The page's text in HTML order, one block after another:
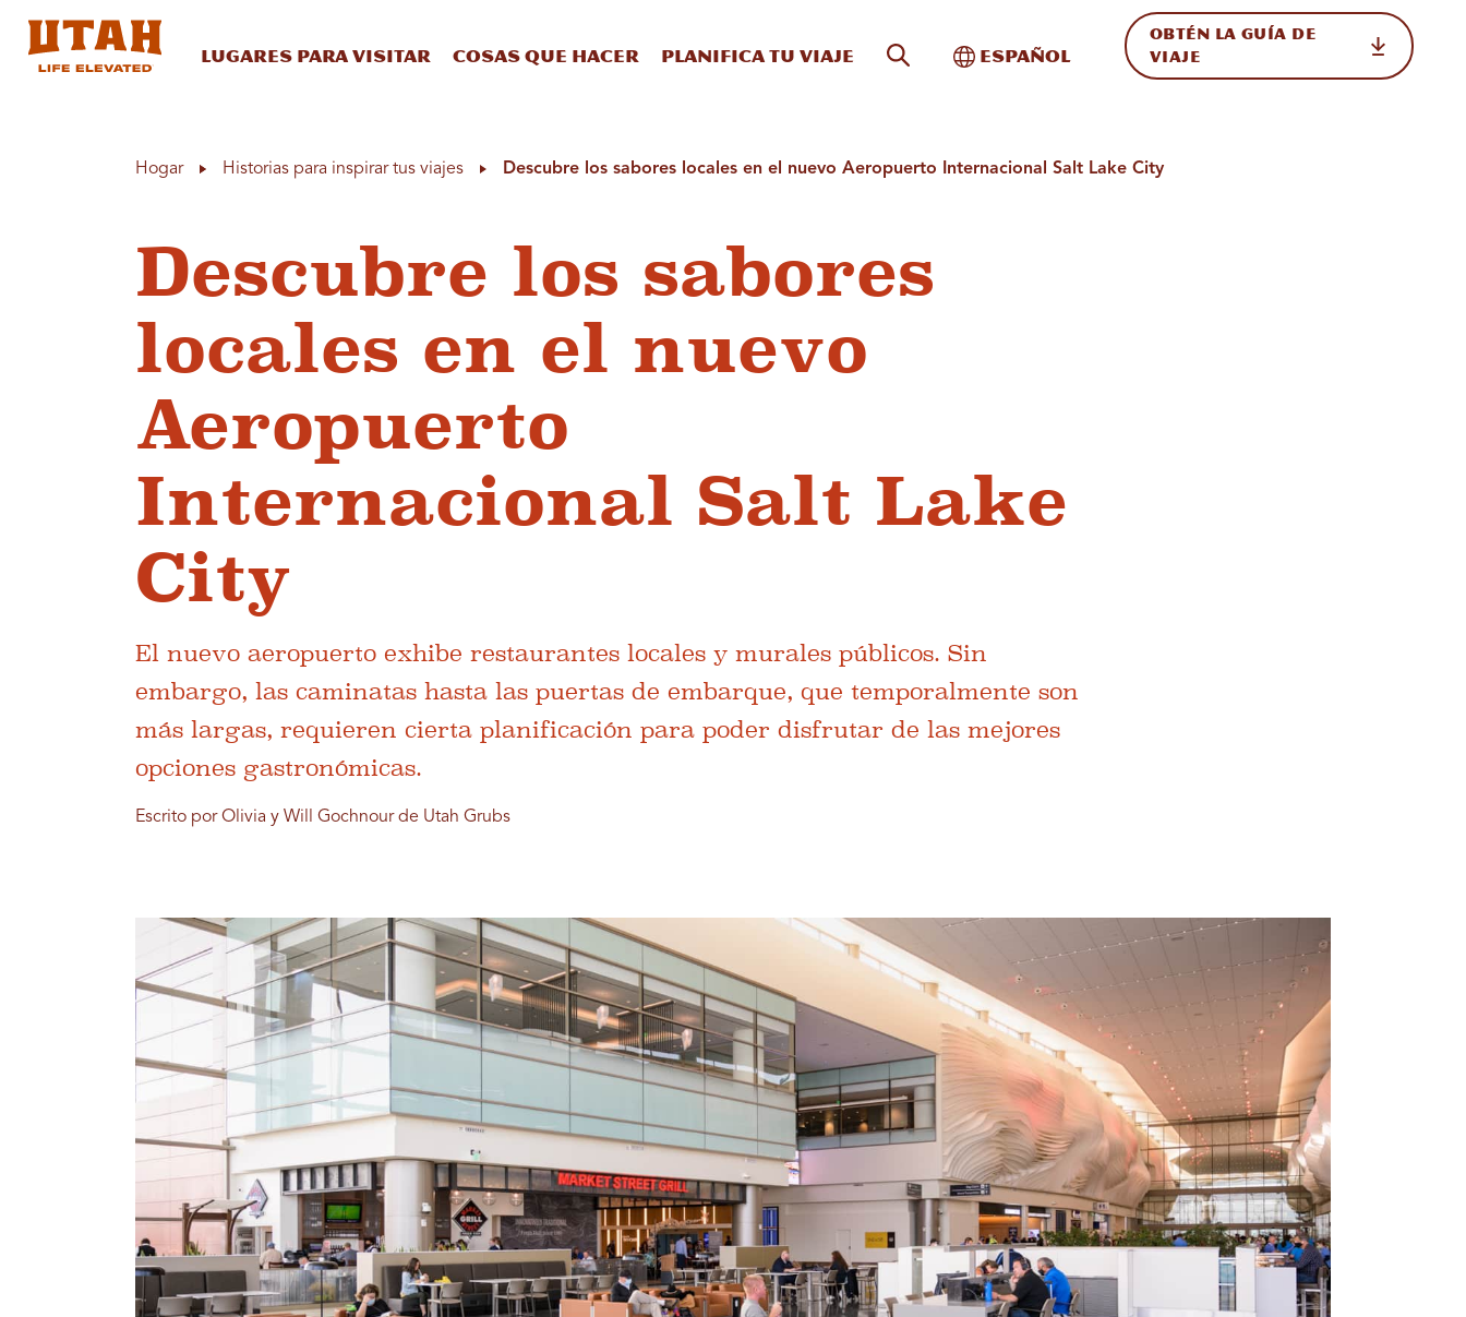
Lugares para visitar Cosas que hacer Planifica tu viaje Búsqueda en el sitio
Alternar Internacional
Español
OBTÉN LA GUÍA DE
VIAJE
Hogar Historias para inspirar tus viajes Descubre los sabores locales en el nuevo Aeropuerto Internacional Salt Lake City
Descubre los sabores
locales en el nuevo
Aeropuerto
Internacional Salt Lake
City
El nuevo aeropuerto exhibe restaurantes locales y murales públicos. Sin
embargo, las caminatas hasta las puertas de embarque, que temporalmente son
más largas, requieren cierta planificación para poder disfrutar de las mejores
opciones gastronómicas.
Escrito por Olivia y Will Gochnour de Utah Grubs